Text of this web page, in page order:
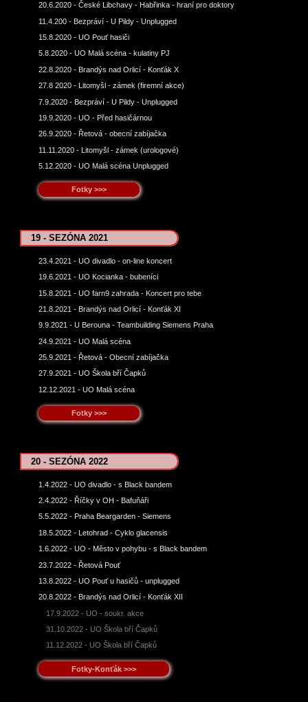
20.6.2020 - České Libchavy - Habřinka - hraní pro doktory
11.4.200 - Bezpráví - U Pildy - Unplugged
15.8.2020 - UO Pouť hasiči
5.8.2020 - UO Malá scéna - kulatiny PJ
22.8.2020 - Brandýs nad Orlicí - Konťák X
27.8 2020 - Litomyšl - zámek (firemní akce)
7.9.2020 - Bezpráví - U Pildy - Unplugged
19.9.2020 - UO - Před hasičárnou
26.9.2020 - Řetová - obecní zabíjačka
11.11.2020 - Litomyšl - zámek (urologové)
5.12.2020 - UO Malá scéna Unplugged
Fotky >>>
19 - SEZÓNA 2021
23.4.2021 - UO divadlo - on-line koncert
19.6.2021 - UO Kocianka - bubeníci
15.8.2021 - UO farn9 zahrada - Koncert pro tebe
21.8.2021 - Brandýs nad Orlicí - Konťák XI
9.9.2021 - U Berouna - Teambuilding Siemens Praha
24.9.2021 - UO Malá scéna
25.9.2021 - Řetová - Obecní zabíjačka
27.9.2021 - UO Škola bří Čapků
12.12.2021 - UO Malá scéna
Fotky >>>
20 - SEZÓNA 2022
1.4.2022 - UO divadlo - s Black bandem
2.4.2022 - Říčky v OH - Bafuňáři
5.5.2022 - Praha Beargarden - Siemens
18.5.2022 - Letohrad - Cyklo glacensis
1.6.2022 - UO - Město v pohybu - s Black bandem
23.7.2022 - Řetová Pouť
13.8.2022 - UO Pouť u hasičů - unplugged
20.8.2022 - Brandýs nad Orlicí - Konťák XII
17.9.2022 - UO - soukr. akce
31.10.2022 - UO Škola bří Čapků
11.12.2022 - UO Škola bří Čapků
Fotky-Konťák >>>